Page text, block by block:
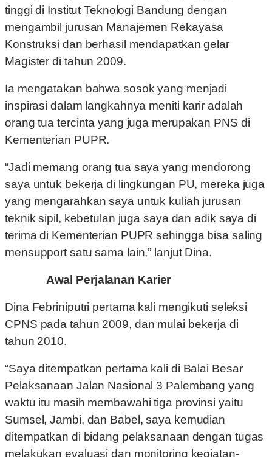
tinggi di Institut Teknologi Bandung dengan
mengambil jurusan Manajemen Rekayasa
Konstruksi dan berhasil mendapatkan gelar
Magister di tahun 2009.
Ia mengatakan bahwa sosok yang menjadi
inspirasi dalam langkahnya meniti karir adalah
orang tua tercinta yang juga merupakan PNS di
Kementerian PUPR.
“Jadi memang orang tua saya yang mendorong
saya untuk bekerja di lingkungan PU, mereka juga
yang mengarahkan saya untuk kuliah jurusan
teknik sipil, kebetulan juga saya dan adik saya di
terima di Kementerian PUPR sehingga bisa saling
mensupport satu sama lain,” lanjut Dina.
Awal Perjalanan Karier
Dina Febriniputri pertama kali mengikuti seleksi
CPNS pada tahun 2009, dan mulai bekerja di
tahun 2010.
“Saya ditempatkan pertama kali di Balai Besar
Pelaksanaan Jalan Nasional 3 Palembang yang
waktu itu masih membawahi tiga provinsi yaitu
Sumsel, Jambi, dan Babel, saya kemudian
ditempatkan di bidang pelaksanaan dengan tugas
melakukan evaluasi dan monitoring kegiatan-